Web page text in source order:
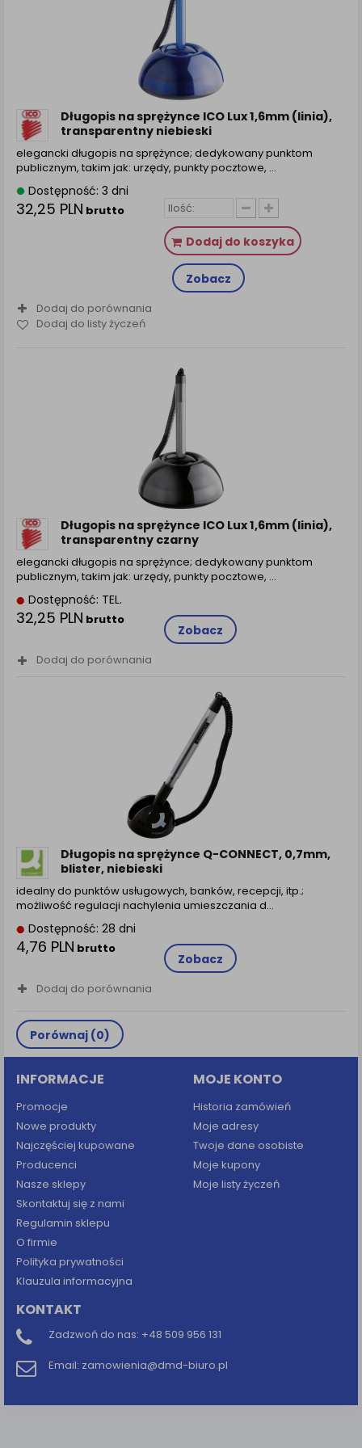
Długopis na sprężynce ICO Lux 1,6mm (linia),
transparentny niebieski
elegancki długopis na sprężynce; dedykowany punktom
publicznym, takim jak: urzędy, punkty pocztowe, ...
Dostępność: 3 dni
32,25 PLN brutto
Dodaj do koszyka
Zobacz
Dodaj do porównania
Dodaj do listy życzeń
Długopis na sprężynce ICO Lux 1,6mm (linia),
transparentny czarny
elegancki długopis na sprężynce; dedykowany punktom
publicznym, takim jak: urzędy, punkty pocztowe, ...
Dostępność: TEL.
32,25 PLN brutto
Zobacz
Dodaj do porównania
Długopis na sprężynce Q-CONNECT, 0,7mm,
blister, niebieski
idealny do punktów usługowych, banków, recepcji, itp.;
możliwość regulacji nachylenia umieszczania d...
Dostępność: 28 dni
4,76 PLN brutto
Zobacz
Dodaj do porównania
Porównaj (0)
INFORMACJE
Promocje
Nowe produkty
Najczęściej kupowane
Producenci
Nasze sklepy
Skontaktuj się z nami
Regulamin sklepu
O firmie
Polityka prywatności
Klauzula informacyjna
MOJE KONTO
Historia zamówień
Moje adresy
Twoje dane osobiste
Moje kupony
Moje listy życzeń
KONTAKT
Zadzwoń do nas: +48 509 956 131
Email: zamowienia@dmd-biuro.pl
zamówienia na Państwa email lub wyświetlenie
Państwu prawidłowych informacji o promocjach czy
cenach indywidualnych, ważna jest Państwa
wcześniejsza zgoda której udzieliliście podczas
Każda Państwa zgoda jest dobrowolna i można ją w
dowolnym momencie wycofać.
Polityka prywatności (rozwiń)
Klauzula Informacyjna (rozwiń)
Lista Zaufanych Partnerów (rozwiń)